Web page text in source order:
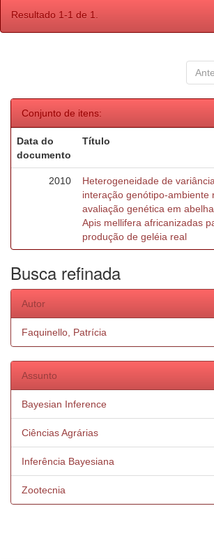
Resultado 1-1 de 1.
Conjunto de itens:
Data do
documento
Título
2010
Heterogeneidade de
interação genótipo-ambiente
avaliação genética em
Apis mellifera africanizadas
produção de geléia real
Busca refinada
Autor
Faquinello, Patrícia
Assunto
Bayesian Inference
Ciências Agrárias
Inferência Bayesiana
Zootecnia